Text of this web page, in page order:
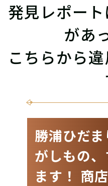
発見レポー
があ
こちらから
勝浦ひだ
がしもの
ます！ 商